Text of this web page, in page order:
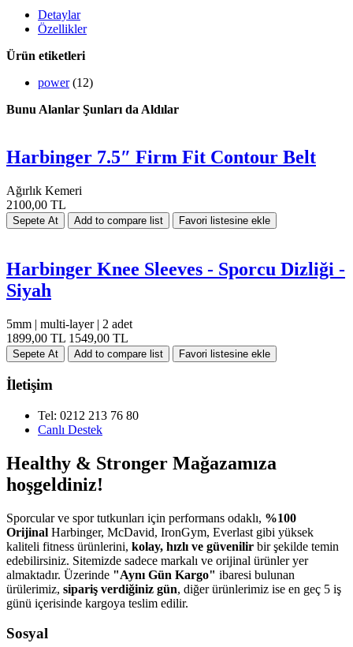
Detaylar
Özellikler
Ürün etiketleri
power (12)
Bunu Alanlar Şunları da Aldılar
Harbinger 7.5″ Firm Fit Contour Belt
Ağırlık Kemeri
2100,00 TL
Harbinger Knee Sleeves - Sporcu Dizliği -
Siyah
5mm | multi-layer | 2 adet
1899,00 TL 1549,00 TL
İletişim
Tel: 0212 213 76 80
Canlı Destek
Healthy & Stronger Mağazamıza
hoşgeldiniz!
Sporcular ve spor tutkunları için performans odaklı, %100
Orijinal Harbinger, McDavid, IronGym, Everlast gibi yüksek
kaliteli fitness ürünlerini, kolay, hızlı ve güvenilir bir şekilde temin
edebilirsiniz. Sitemizde sadece markalı ve orijinal ürünler yer
almaktadır. Üzerinde "Aynı Gün Kargo" ibaresi bulunan
ürülerimiz, sipariş verdiğiniz gün, diğer ürünlerimiz ise en geç 5 iş
günü içerisinde kargoya teslim edilir.
Sosyal